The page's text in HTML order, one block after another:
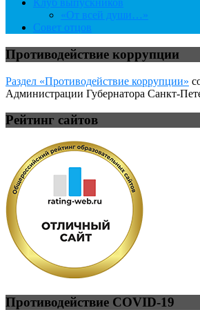
Клуб выпускников
«От всей души…»
Совет отцов
Противодействие коррупции
Раздел «Противодействие коррупции»
Администрации Губернатора Санкт-
Рейтинг сайтов
Противодействие COVID-19